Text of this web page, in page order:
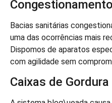
Bacias sanitárias
uma das ocorrências mais
Dispomos de aparatos
com agilidade sem
Caixas de